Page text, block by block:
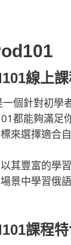
線上
個針對初學
都能夠滿足
來選擇適合
其豐富的學
景中學習俄
課程